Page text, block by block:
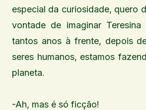
especial da curiosidade, quero
vontade de imaginar
tantos anos à frente, depois
seres humanos, estamos
planeta.
-Ah, mas é só ficção!